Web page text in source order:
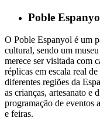
Poble
O Poble Espanyol é um
cultural, sendo um
merece ser visitada com
réplicas em escala real
diferentes regiões da
as crianças, artesanato e
programação de eventos
e feiras.